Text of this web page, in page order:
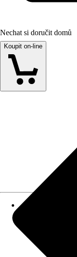
Nechat si doručit domů
Koupit on-line